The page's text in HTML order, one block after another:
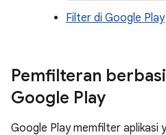
Filter di Google Play
Pemfilteran
Google Play
Google Play memfilter aplikasi